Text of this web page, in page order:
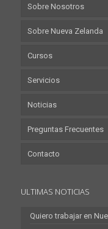
Sobre Nosotros
Sobre Nueva Zelanda
Cursos
Servicios
Noticias
Preguntas Frecuentes
Contacto
ULTIMAS NOTICIAS
Quiero trabajar en